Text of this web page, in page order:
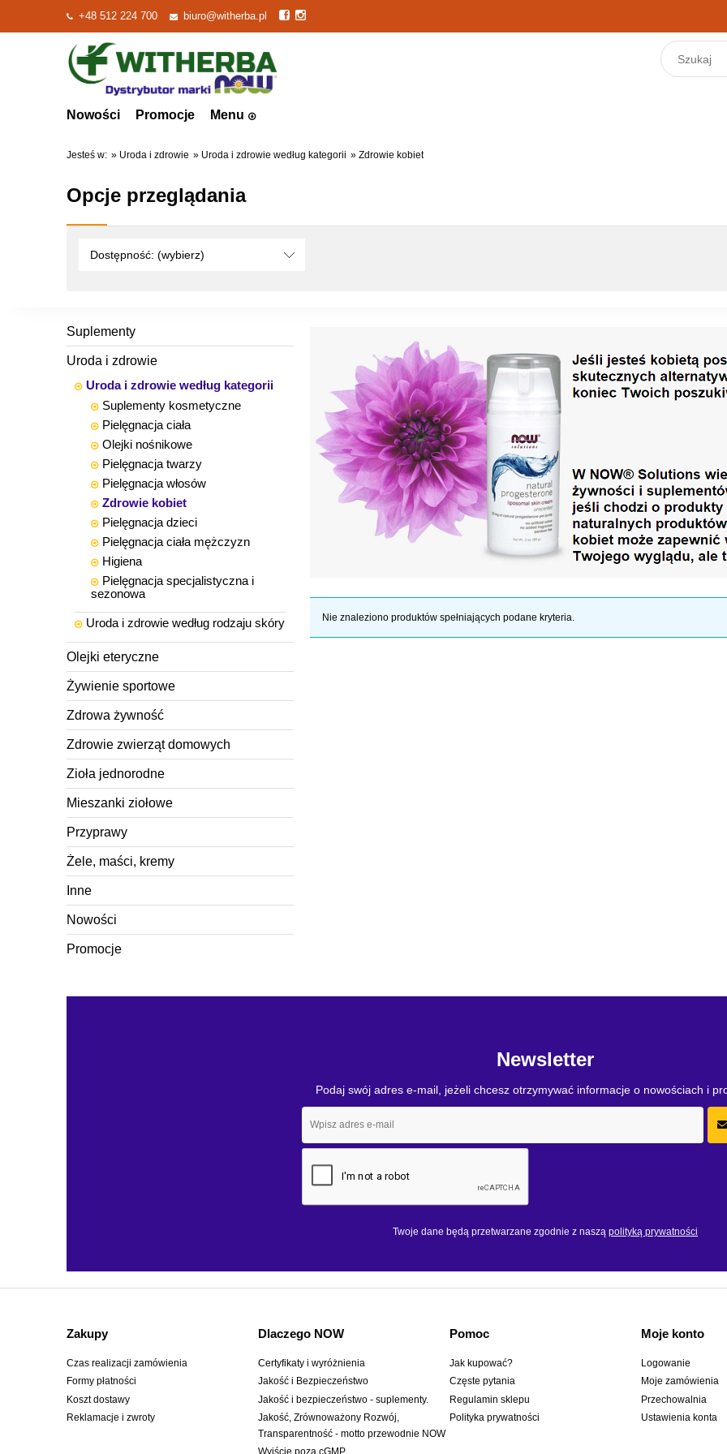
+48 512 224 700 biuro@witherba.pl
Nowości Promocje Menu
Jesteś w: » Uroda i zdrowie » Uroda i zdrowie według kategorii » Zdrowie kobiet
Opcje przeglądania
Dostępność: (wybierz)
Suplementy
Uroda i zdrowie
Uroda i zdrowie według kategorii
Suplementy kosmetyczne
Pielęgnacja ciała
Olejki nośnikowe
Pielęgnacja twarzy
Pielęgnacja włosów
Zdrowie kobiet
Pielęgnacja dzieci
Pielęgnacja ciała mężczyzn
Higiena
Pielęgnacja specjalistyczna i
sezonowa
Uroda i zdrowie według rodzaju skóry
Olejki eteryczne
Żywienie sportowe
Zdrowa żywność
Zdrowie zwierząt domowych
Zioła jednorodne
Mieszanki ziołowe
Przyprawy
Żele, maści, kremy
Inne
Nowości
Promocje
Nie znaleziono produktów spełniających podane kryteria.
Newsletter
Podaj swój adres e-mail, jeżeli chcesz otrzymywać informacje o nowościach i
Twoje dane będą przetwarzane zgodnie z naszą polityką prywatności
Zakupy
Czas realizacji zamówienia
Formy płatności
Koszt dostawy
Reklamacje i zwroty
Dlaczego NOW
Certyfikaty i wyróżnienia
Jakość i Bezpieczeństwo
Jakość i bezpieczeństwo - suplementy.
Jakość, Zrównoważony Rozwój,
Transparentność - motto przewodnie NOW
Pomoc
Jak kupować?
Częste pytania
Regulamin sklepu
Polityka prywatności
Moje konto
Logowanie
Moje zamówienia
Przechowalnia
Ustawienia konta